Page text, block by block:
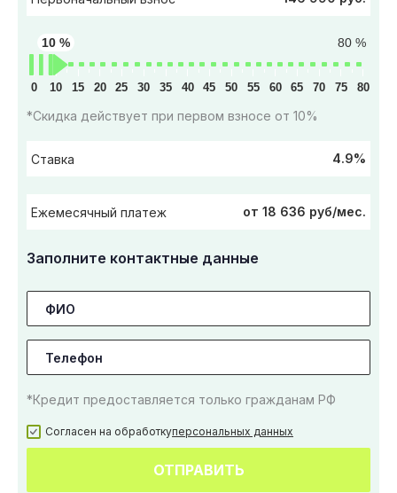
80 %
10 %
0 10 15 20 25 30 35 40 45 50 55 60 65 70 75 80
*Скидка действует при первом взносе от 10%
Ставка 4.9%
Ежемесячный платеж от 18 636 руб/мес.
Заполните контактные данные
*Кредит предоставляется только гражданам РФ
Согласен на обработкуперсональных данных
ОТПРАВИТЬ